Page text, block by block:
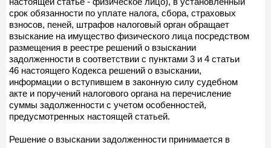
срок обязанности по уплате налога, сбора, страховых
взносов, пеней, штрафов налоговый орган обращает
взыскание на имущество физического лица посредством
размещения в реестре решений о взыскании
задолженности в соответствии с пунктами 3 и 4 статьи
46 настоящего Кодекса решений о взыскании,
информации о вступившем в законную силу судебном
акте и поручений налогового органа на перечисление
суммы задолженности с учетом особенностей,
предусмотренных настоящей статьей.
Решение о взыскании задолженности принимается в